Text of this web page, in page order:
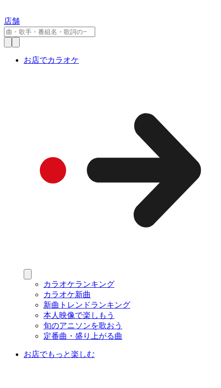
店舗
お店でカラオケ
カラオケランキング
カラオケ新曲
新曲トレンドランキング
本人映像で楽しもう
旬のアニソンを歌おう
定番曲・盛り上がる曲
お店でもっと楽しむ